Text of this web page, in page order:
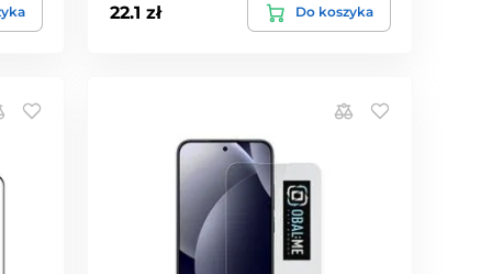
22.1 zł Do koszyka